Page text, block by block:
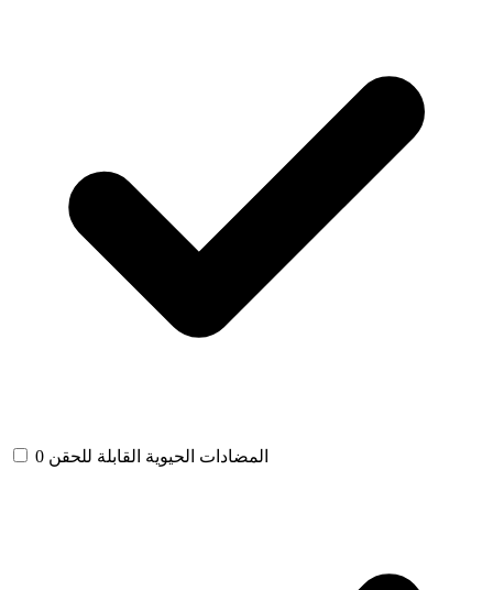
المضادات الحيوية القابلة للحقن 0